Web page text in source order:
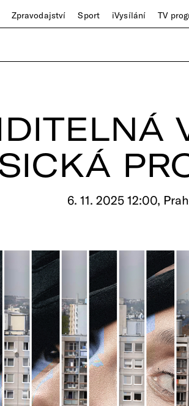
Zpravodajství Sport iVysílání TV
6. 11. 2025 12:00,